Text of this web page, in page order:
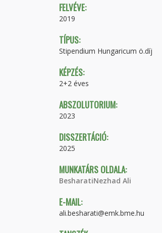
FELVÉVE:
2019
TÍPUS:
Stipendium Hungaricum ö.díj
KÉPZÉS:
2+2 éves
ABSZOLUTORIUM:
2023
DISSZERTÁCIÓ:
2025
MUNKATÁRS OLDALA:
BesharatiNezhad Ali
E-MAIL:
ali.besharati@emk.bme.hu